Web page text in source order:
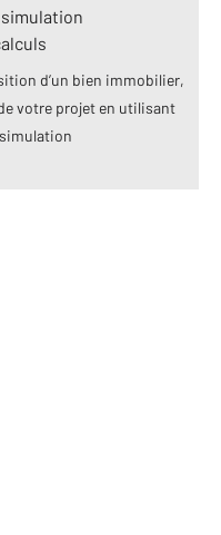
d’un bien immobilier,
votre projet en utilisant